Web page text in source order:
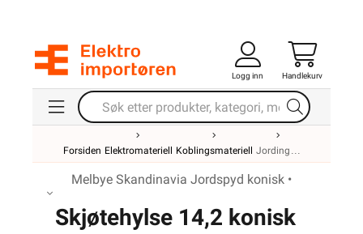
Logg inn Handlekurv
Forsiden Elektromateriell Koblingsmateriell Jording
Melbye Skandinavia Jordspyd konisk •
Skjøtehylse 14,2 konisk